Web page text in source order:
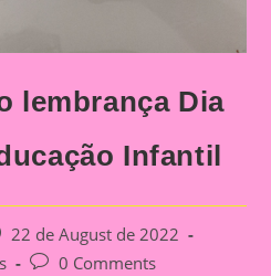
lembrança Dia
Infantil
22 de August de 2022
Post0 Comments